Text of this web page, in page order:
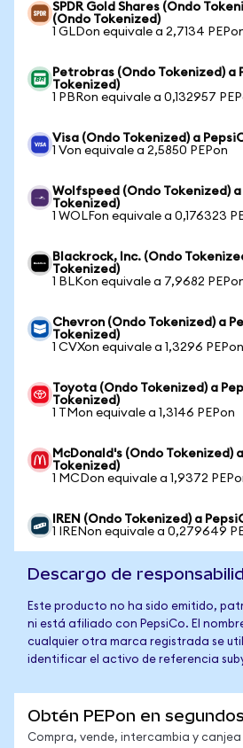
SPDR Gold Shares (Ondo
(Ondo Tokenized)
1 GLDon equivale a 2,7134
Petrobras (Ondo Tokenized) a
Tokenized)
1 PBRon equivale a 0,132957
Visa (Ondo Tokenized) a
1 Von equivale a 2,5850 PEPon
Wolfspeed (Ondo Tokenized)
Tokenized)
1 WOLFon equivale a 0,176323
Blackrock, Inc. (Ondo
Tokenized)
1 BLKon equivale a 7,9682
Chevron (Ondo Tokenized) a
Tokenized)
1 CVXon equivale a 1,3296 PEPon
Toyota (Ondo Tokenized) a
Tokenized)
1 TMon equivale a 1,3146 PEPon
McDonald's (Ondo Tokenized)
Tokenized)
1 MCDon equivale a 1,9372
IREN (Ondo Tokenized) a
1 IRENon equivale a 0,279649
Descargo de
Este producto no ha sido emitido,
ni está afiliado con PepsiCo. El
cualquier otra marca registrada se
identificar el activo de referencia
Obtén PEPon en segundos
Compra, vende, intercambia y canjea